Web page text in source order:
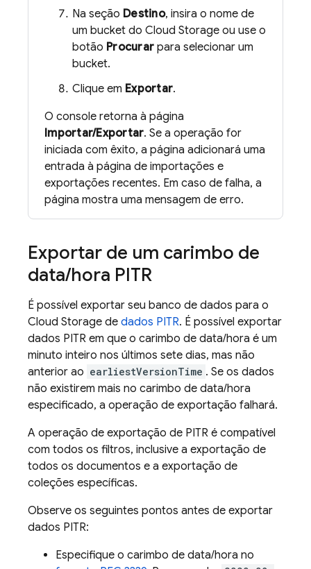
Na seção Destino, insira o nome de
um bucket do Cloud Storage ou use o
botão Procurar para selecionar um
bucket.
Clique em Exportar.
O console retorna à página
Importar/Exportar. Se a operação for
iniciada com êxito, a página adicionará uma
entrada à página de importações e
exportações recentes. Em caso de falha, a
página mostra uma mensagem de erro.
Exportar de um carimbo de
data/hora PITR
É possível exportar seu banco de dados para o
Cloud Storage de dados PITR. É possível exportar
dados PITR em que o carimbo de data/hora é um
minuto inteiro nos últimos sete dias, mas não
anterior ao earliestVersionTime . Se os dados
não existirem mais no carimbo de data/hora
especificado, a operação de exportação falhará.
A operação de exportação de PITR é compatível
com todos os filtros, inclusive a exportação de
todos os documentos e a exportação de
coleções específicas.
Observe os seguintes pontos antes de exportar
dados PITR:
Especifique o carimbo de data/hora no